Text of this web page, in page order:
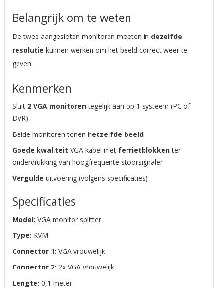
Belangrijk om te weten
De twee aangesloten monitoren moeten in dezelfde
resolutie kunnen werken om het beeld correct weer te
geven.
Kenmerken
Sluit 2 VGA monitorentegelijk aan op 1 systeem (PC of
DVR)
Beide monitoren tonen hetzelfde beeld
Goede kwaliteit VGA kabel met ferrietblokkenter
onderdrukking van hoogfrequente stoorsignalen
Vergulde uitvoering (volgens specificaties)
Specificaties
Model: VGA monitor splitter
Type: KVM
Connector 1: VGA vrouwelijk
Connector 2: 2x VGA vrouwelijk
Lengte: 0,1 meter